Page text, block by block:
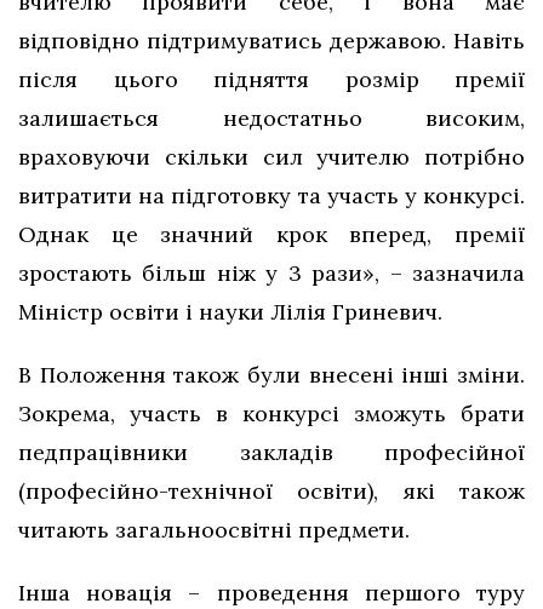
відповідно підтримуватись державою. Навіть
після цього підняття розмір премії
залишається недостатньо високим,
враховуючи скільки сил учителю потрібно
витратити на підготовку та участь у конкурсі.
Однак це значний крок вперед, премії
зростають більш ніж у 3 рази», – зазначила
Міністр освіти і науки Лілія Гриневич.
В Положення також були внесені інші зміни.
Зокрема, участь в конкурсі зможуть брати
педпрацівники закладів професійної
(професійно-технічної освіти), які також
читають загальноосвітні предмети.
Інша новація – проведення першого туру